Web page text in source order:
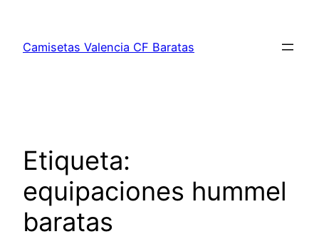
contenido
Camisetas Valencia CF Baratas
Etiqueta:
equipaciones hummel
baratas